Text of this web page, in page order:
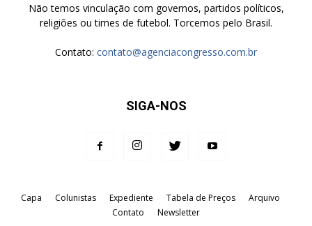
Não temos vinculação com governos, partidos políticos,
religiões ou times de futebol. Torcemos pelo Brasil.
Contato: contato@agenciacongresso.com.br
SIGA-NOS
Capa Colunistas Expediente Tabela de Preços
Arquivo
Contato
Newsletter